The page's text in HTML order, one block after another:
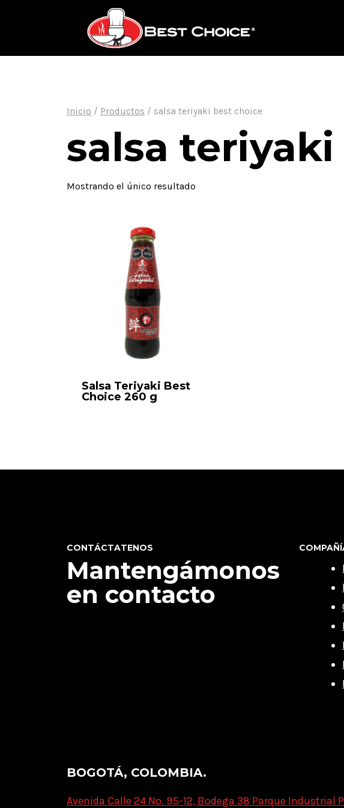
Inicio / Productos / salsa teriyaki best choice
salsa
Mostrando el único resultado
Salsa Teriyaki Best
Choice 260 g
CONTÁCTATENOS
Mantengámonos
en contacto
BOGOTÁ, COLOMBIA.
Avenida Calle 24 No. 95-12, Bodega 38 Parque Industrial